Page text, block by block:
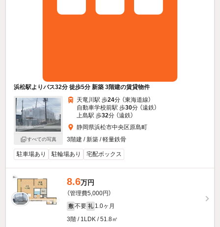
浜松駅よりバス32分 徒歩5分 新築 3階建の賃貸物件
すべての写真
天竜川駅 歩24分 （東海道線）
自動車学校前駅 歩30分 （遠鉄）
上島駅 歩32分 （遠鉄）
静岡県浜松市中央区原島町
3階建 / 新築 / 軽量鉄骨
駐車場あり 駐輪場あり 宅配ボックス
8.6万円
（管理費5,000円）
敷 不要 礼 1.0ヶ月
3階 / 1LDK / 51.8㎡